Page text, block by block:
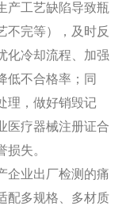
产工艺缺陷导致瓶
不完等），及时反
化冷却流程、加强
低不合格率；同
理，做好销毁记
医疗器械注册证合
失。
企业出厂检测的痛
配多规格、多材质